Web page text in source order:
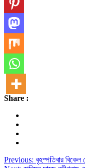
Share :
Post
Previous: বৃহস্পতিবার বিকেল